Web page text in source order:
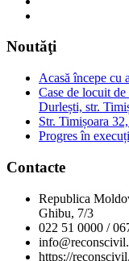
Noutăţi
Acasă începe cu
Case de locuit
Durlești, str.
Str. Timișoara
Progres în
Contacte
Republica
Ghibu, 7/3
022 51 0000 /
https://